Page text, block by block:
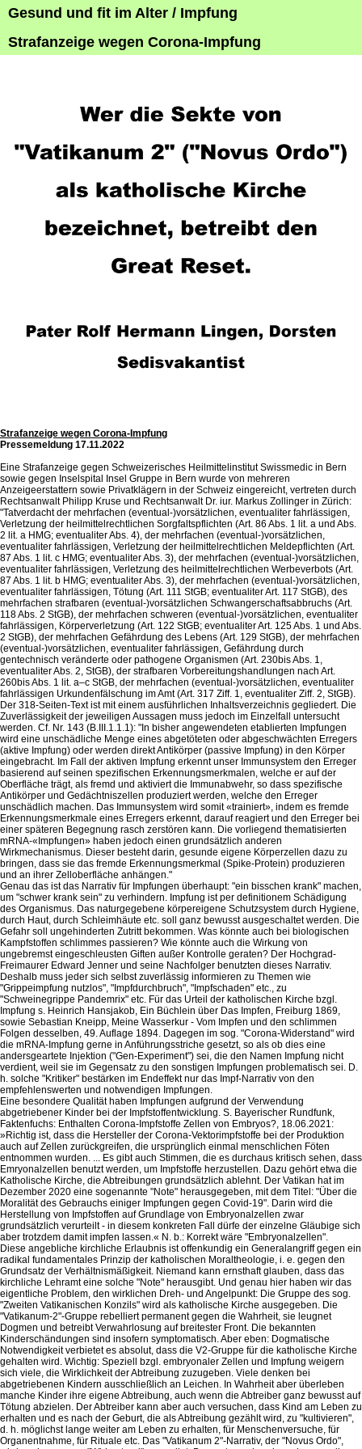
Gesund und fit im Alter / Impfung
Strafanzeige wegen Corona-Impfung
Strafanzeige wegen Corona-Impfung
Pressemeldung 17.11.2022
Eine Strafanzeige gegen Schweizerisches Heilmittelinstitut Swissmedic in Bern
sowie gegen Inselspital Insel Gruppe in Bern wurde von mehreren
Anzeigeerstattern sowie Privatklägern in der Schweiz eingereicht, vertreten durch
Rechtsanwalt Philipp Kruse und Rechtsanwalt Dr. iur. Markus Zollinger in Zürich:
"Tatverdacht der mehrfachen (eventual-)vorsätzlichen, eventualiter fahrlässigen,
Verletzung der heilmittelrechtlichen Sorgfaltspflichten (Art. 86 Abs. 1 lit. a und Abs.
2 lit. a HMG; eventualiter Abs. 4), der mehrfachen (eventual-)vorsätzlichen,
eventualiter fahrlässigen, Verletzung der heilmittelrechtlichen Meldepflichten (Art.
87 Abs. 1 lit. c HMG; eventualiter Abs. 3), der mehrfachen (eventual-)vorsätzlichen,
eventualiter fahrlässigen, Verletzung des heilmittelrechtlichen Werbeverbots (Art.
87 Abs. 1 lit. b HMG; eventualiter Abs. 3), der mehrfachen (eventual-)vorsätzlichen,
eventualiter fahrlässigen, Tötung (Art. 111 StGB; eventualiter Art. 117 StGB), des
mehrfachen strafbaren (eventual-)vorsätzlichen Schwangerschaftsabbruchs (Art.
118 Abs. 2 StGB), der mehrfachen schweren (eventual-)vorsätzlichen, eventualiter
fahrlässigen, Körperverletzung (Art. 122 StGB; eventualiter Art. 125 Abs. 1 und Abs.
2 StGB), der mehrfachen Gefährdung des Lebens (Art. 129 StGB), der mehrfachen
(eventual-)vorsätzlichen, eventualiter fahrlässigen, Gefährdung durch
gentechnisch veränderte oder pathogene Organismen (Art. 230bis Abs. 1,
eventualiter Abs. 2, StGB), der strafbaren Vorbereitungshandlungen nach Art.
260bis Abs. 1 lit. a–c StGB, der mehrfachen (eventual-)vorsätzlichen, eventualiter
fahrlässigen Urkundenfälschung im Amt (Art. 317 Ziff. 1, eventualiter Ziff. 2, StGB).
Der 318-Seiten-Text ist mit einem ausführlichen Inhaltsverzeichnis gegliedert. Die
Zuverlässigkeit der jeweiligen Aussagen muss jedoch im Einzelfall untersucht
werden. Cf. Nr. 143 (B.III.1.1.1): "In bisher angewendeten etablierten Impfungen
wird eine unschädliche Menge eines abgetöteten oder abgeschwächten Erregers
(aktive Impfung) oder werden direkt Antikörper (passive Impfung) in den Körper
eingebracht. Im Fall der aktiven Impfung erkennt unser Immunsystem den Erreger
basierend auf seinen spezifischen Erkennungsmerkmalen, welche er auf der
Oberfläche trägt, als fremd und aktiviert die Immunabwehr, so dass spezifische
Antikörper und Gedächtniszellen produziert werden, welche den Erreger
unschädlich machen. Das Immunsystem wird somit «trainiert», indem es fremde
Erkennungsmerkmale eines Erregers erkennt, darauf reagiert und den Erreger bei
einer späteren Begegnung rasch zerstören kann. Die vorliegend thematisierten
mRNA-«Impfungen» haben jedoch einen grundsätzlich anderen
Wirkmechanismus. Dieser besteht darin, gesunde eigene Körperzellen dazu zu
bringen, dass sie das fremde Erkennungsmerkmal (Spike-Protein) produzieren
und an ihrer Zelloberfläche anhängen."
Genau das ist das Narrativ für Impfungen überhaupt: "ein bisschen krank" machen,
um "schwer krank sein" zu verhindern. Impfung ist per definitionem Schädigung
des Organismus. Das naturgegebene körpereigene Schutzsystem durch Hygiene,
durch Haut, durch Schleimhäute etc. soll ganz bewusst ausgeschaltet werden. Die
Gefahr soll ungehinderten Zutritt bekommen. Was könnte auch bei biologischen
Kampfstoffen schlimmes passieren? Wie könnte auch die Wirkung von
ungebremst eingeschleusten Giften außer Kontrolle geraten? Der Hochgrad-
Freimaurer Edward Jenner und seine Nachfolger benutzten dieses Narrativ.
Deshalb muss jeder sich selbst zuverlässig informieren zu Themen wie
"Grippeimpfung nutzlos", "Impfdurchbruch", "Impfschaden" etc., zu
"Schweinegrippe Pandemrix" etc. Für das Urteil der katholischen Kirche bzgl.
Impfung s. Heinrich Hansjakob, Ein Büchlein über Das Impfen, Freiburg 1869,
sowie Sebastian Kneipp, Meine Wasserkur - Vom Impfen und den schlimmen
Folgen desselben, 49. Auflage 1894. Dagegen im sog. "Corona-Widerstand" wird
die mRNA-Impfung gerne in Anführungsstriche gesetzt, so als ob dies eine
andersgeartete Injektion ("Gen-Experiment") sei, die den Namen Impfung nicht
verdient, weil sie im Gegensatz zu den sonstigen Impfungen problematisch sei. D.
h. solche "Kritiker" bestärken im Endeffekt nur das Impf-Narrativ von den
empfehlenswerten und notwendigen Impfungen.
Eine besondere Qualität haben Impfungen aufgrund der Verwendung
abgetriebener Kinder bei der Impfstoffentwicklung. S. Bayerischer Rundfunk,
Faktenfuchs: Enthalten Corona-Impfstoffe Zellen von Embryos?, 18.06.2021:
»Richtig ist, dass die Hersteller der Corona-Vektorimpfstoffe bei der Produktion
auch auf Zellen zurückgreifen, die ursprünglich einmal menschlichen Föten
entnommen wurden. ... Es gibt auch Stimmen, die es durchaus kritisch sehen, dass
Emryonalzellen benutzt werden, um Impfstoffe herzustellen. Dazu gehört etwa die
Katholische Kirche, die Abtreibungen grundsätzlich ablehnt. Der Vatikan hat im
Dezember 2020 eine sogenannte "Note" herausgegeben, mit dem Titel: "Über die
Moralität des Gebrauchs einiger Impfungen gegen Covid-19". Darin wird die
Herstellung von Impfstoffen auf Grundlage von Embryonalzellen zwar
grundsätzlich verurteilt - in diesem konkreten Fall dürfe der einzelne Gläubige sich
aber trotzdem damit impfen lassen.« N. b.: Korrekt wäre "Embryonalzellen".
Diese angebliche kirchliche Erlaubnis ist offenkundig ein Generalangriff gegen ein
radikal fundamentales Prinzip der katholischen Moraltheologie, i. e. gegen den
Grundsatz der Verhältnismäßigkeit. Niemand kann ernsthaft glauben, dass das
kirchliche Lehramt eine solche "Note" herausgibt. Und genau hier haben wir das
eigentliche Problem, den wirklichen Dreh- und Angelpunkt: Die Gruppe des sog.
"Zweiten Vatikanischen Konzils" wird als katholische Kirche ausgegeben. Die
"Vatikanum-2"-Gruppe rebelliert permanent gegen die Wahrheit, sie leugnet
Dogmen und betreibt Verwahrlosung auf breitester Front. Die bekannten
Kinderschändungen sind insofern symptomatisch. Aber eben: Dogmatische
Notwendigkeit verbietet es absolut, dass die V2-Gruppe für die katholische Kirche
gehalten wird. Wichtig: Speziell bzgl. embryonaler Zellen und Impfung weigern
sich viele, die Wirklichkeit der Abtreibung zuzugeben. Viele denken bei
abgetriebenen Kindern ausschließlich an Leichen. In Wahrheit aber überleben
manche Kinder ihre eigene Abtreibung, auch wenn die Abtreiber ganz bewusst auf
Tötung abzielen. Der Abtreiber kann aber auch versuchen, dass Kind am Leben zu
erhalten und es nach der Geburt, die als Abtreibung gezählt wird, zu "kultivieren",
d. h. möglichst lange weiter am Leben zu erhalten, für Menschenversuche, für
Organentnahme, für Rituale etc. Das "Vatikanum 2"-Narrativ, der "Novus Ordo",